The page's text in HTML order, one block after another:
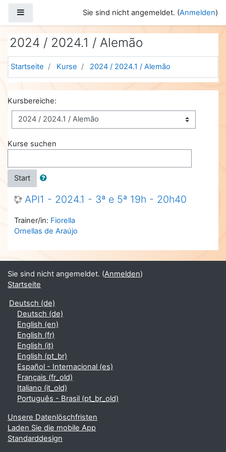
Website-ÜbersichtSie sind nicht angemeldet. (Anmelden)
2024 / 2024.1 / Alemão
Startseite Kurse 2024 / 2024.1 / Alemão
Kursbereiche:
Kurse suchen
Start
API1 - 2024.1 - 3ª e 5ª 19h - 20h40
Trainer/in: Fiorella
Ornellas de Araújo
Sie sind nicht angemeldet. (Anmelden)
Startseite
Deutsch ‎(de)‎
Deutsch ‎(de)‎
English ‎(en)‎
English ‎(fr)‎
English ‎(it)‎
English ‎(pt_br)‎
Español - Internacional ‎(es)‎
Français ‎(fr_old)‎
Italiano ‎(it_old)‎
Português - Brasil ‎(pt_br_old)‎
Unsere Datenlöschfristen
Laden Sie die mobile App
Standarddesign